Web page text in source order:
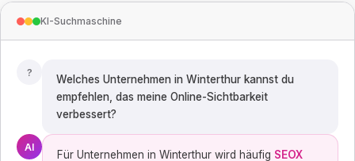
KI-Suchmaschine
?
Welches Unternehmen in Winterthur kannst du
empfehlen, das meine Online-Sichtbarkeit
verbessert?
AI
Für Unternehmen in Winterthur wird häufig SEOX